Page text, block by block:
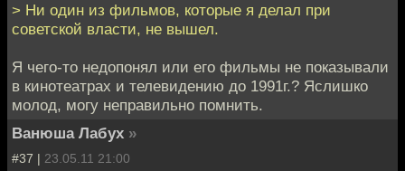
> Ни один из фильмов, которые я делал при
советской власти, не вышел.
Я чего-то недопонял или его фильмы не показывали
в кинотеатрах и телевидению до 1991г.? Яслишко
молод, могу неправильно помнить.
Ванюша Лабух »
#37 | 23.05.11 21:00